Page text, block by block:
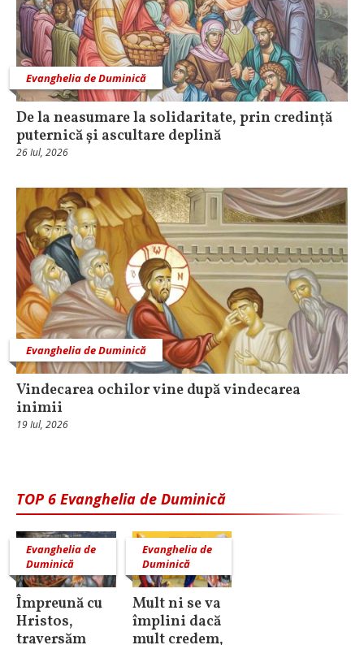
Evanghelia de Duminică
De la neasumare la solidaritate, prin credință
puternică și ascultare deplină
26 Iul, 2026
Evanghelia de Duminică
Vindecarea ochilor vine după vindecarea
inimii
19 Iul, 2026
TOP 6 Evanghelia de Duminică
Evanghelia de
Duminică
Împreună cu
Hristos,
traversăm
Evanghelia de
Duminică
Mult ni se va
împlini dacă
mult credem,